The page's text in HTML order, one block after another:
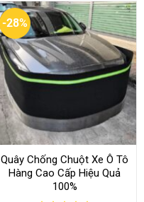
-28%
Quây Chống Chuột Xe Ô Tô
Hàng Cao Cấp Hiệu Quả
100%